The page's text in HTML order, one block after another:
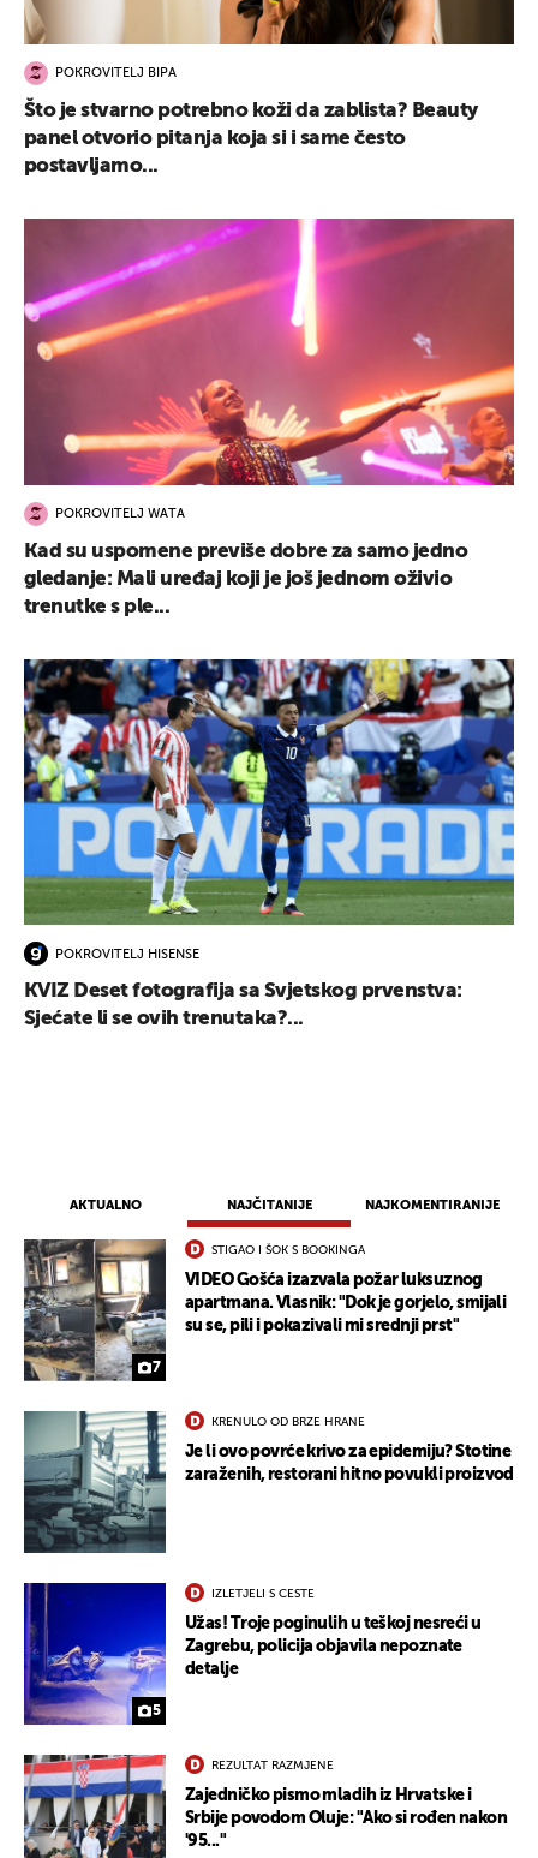
AKTUALNO NAJČITANIJE NAJKOMENTIRANIJE
7
STIGAO I ŠOK S BOOKINGA
VIDEO Gošća izazvala požar luksuznog
apartmana. Vlasnik: "Dok je gorjelo, smijali
su se, pili i pokazivali mi srednji prst"
KRENULO OD BRZE HRANE
Je li ovo povrće krivo za epidemiju? Stotine
zaraženih, restorani hitno povukli proizvod
5
IZLETJELI S CESTE
Užas! Troje poginulih u teškoj nesreći u
Zagrebu, policija objavila nepoznate
detalje
REZULTAT RAZMJENE
Zajedničko pismo mladih iz Hrvatske i
Srbije povodom Oluje: "Ako si rođen nakon
'95..."
POKROVITELJ BIPA
Što je stvarno potrebno koži da zablista? Beauty
panel otvorio pitanja koja si i same često
postavljamo...
POKROVITELJ WATA
Kad su uspomene previše dobre za samo jedno
gledanje: Mali uređaj koji je još jednom oživio
trenutke s ple...
POKROVITELJ HISENSE
KVIZ Deset fotografija sa Svjetskog prvenstva:
Sjećate li se ovih trenutaka?...